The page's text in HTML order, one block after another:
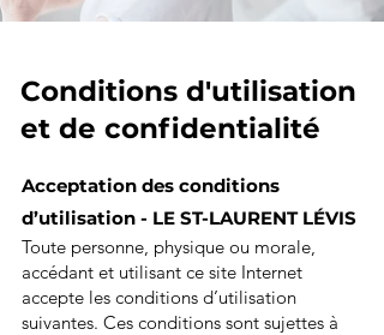
Conditions d'utilisation
et de confidentialité
Acceptation des conditions
d’utilisation - LE ST-LAURENT LÉVIS
Toute personne, physique ou morale,
accédant et utilisant ce site Internet
accepte les conditions d’utilisation
suivantes. Ces conditions sont sujettes à